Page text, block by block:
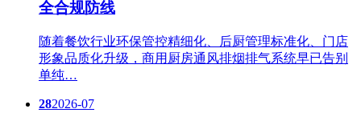
全合规防线
随着餐饮行业环保管控精细化、后厨管理标准化、门店
形象品质化升级，商用厨房通风排烟排气系统早已告别
单纯…
282026-07